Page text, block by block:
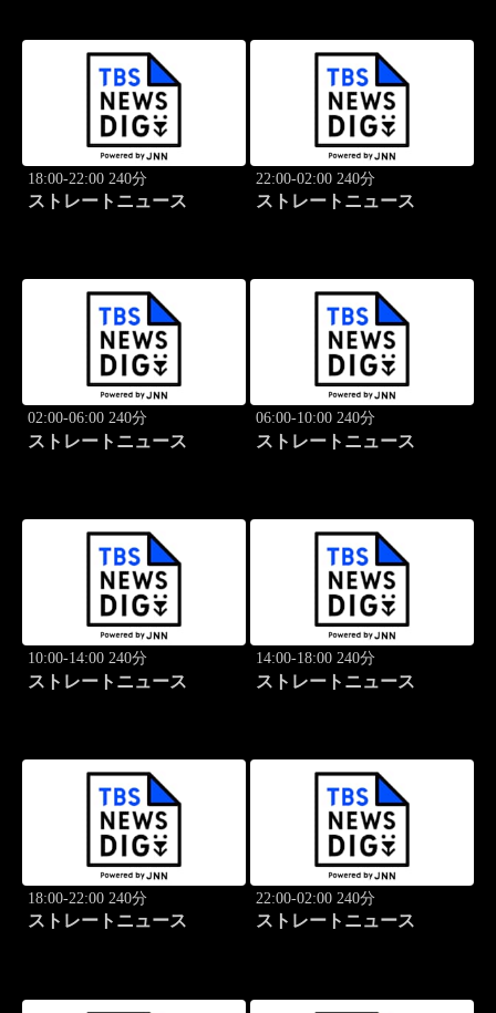
18:00-22:00 240分
ストレートニュース
22:00-02:00 240分
ストレートニュース
02:00-06:00 240分
ストレートニュース
06:00-10:00 240分
ストレートニュース
10:00-14:00 240分
ストレートニュース
14:00-18:00 240分
ストレートニュース
18:00-22:00 240分
ストレートニュース
22:00-02:00 240分
ストレートニュース